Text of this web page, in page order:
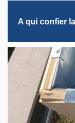
A qui confier